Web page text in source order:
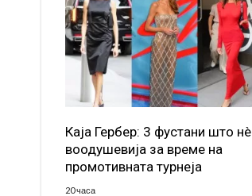
Каја Гербер: 3 фустани што нè
воодушевија за време на
промотивната турнеја
20 часа